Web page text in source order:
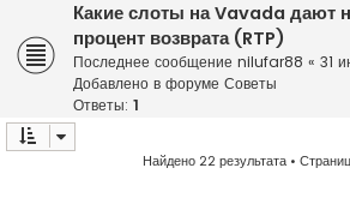
Какие слоты на Vavada дают
процент возврата (RTP)
Последнее сообщение nilufar88 « 31
Добавлено в форуме Советы
Ответы: 1
Найдено 22 результата •